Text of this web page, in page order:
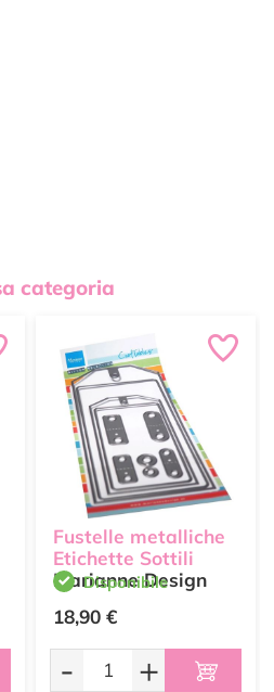
categoria
Fustelle metalliche
Etichette Sottili
Marianne Design
Disponibile
18,90 €
- +